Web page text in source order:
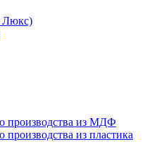
Люкс)
производства из МДФ
производства из пластика